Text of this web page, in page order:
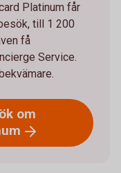
Platinum får
till 1 200
få
Service.
om